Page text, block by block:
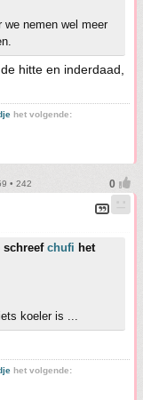
we nemen wel meer
hitte en inderdaad,
het volgende:
• 242
schreef chufi het
koeler is ...
het volgende: